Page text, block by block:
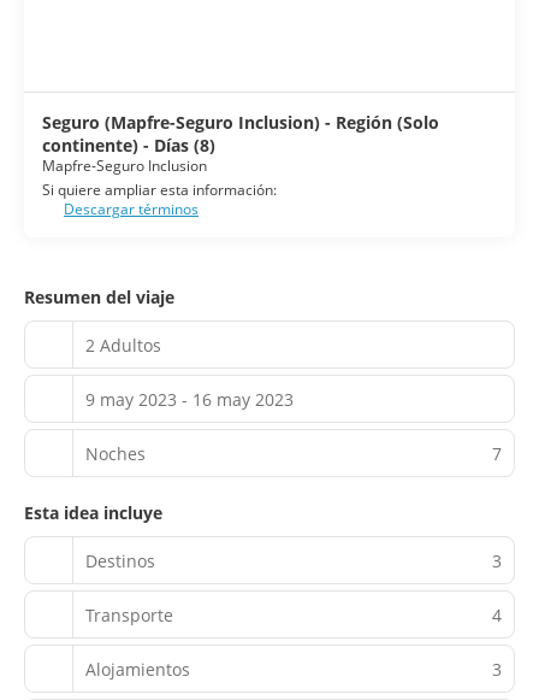
Seguro (Mapfre-Seguro Inclusion) - Región (Solo
continente) - Días (8)
Mapfre-Seguro Inclusion
Si quiere ampliar esta información:
Descargar términos
Resumen del viaje
2 Adultos
9 may 2023 - 16 may 2023
Noches 7
Esta idea incluye
Destinos 3
Transporte 4
Alojamientos 3